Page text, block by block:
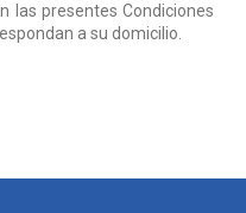
las presentes Condiciones
a su domicilio.